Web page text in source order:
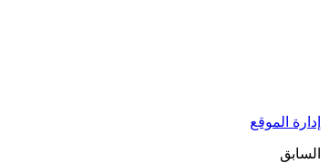
إدارة الموقع
السابق